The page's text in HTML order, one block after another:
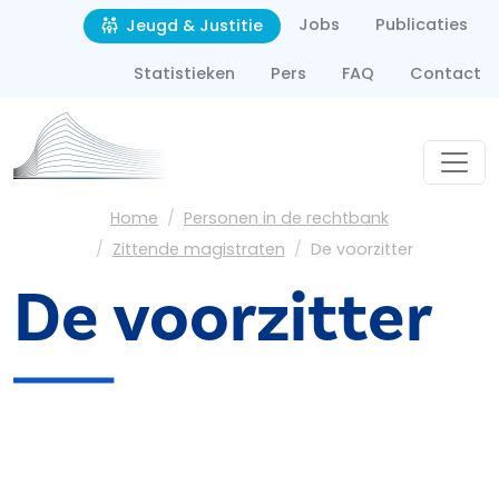
Overslaan en naar de inhoud gaan
Second navigation
Jeugd & Justitie Jobs Publicaties
Statistieken Pers FAQ Contact
Kruimelpad
Home
Personen in de rechtbank
Zittende magistraten
De voorzitter
De voorzitter